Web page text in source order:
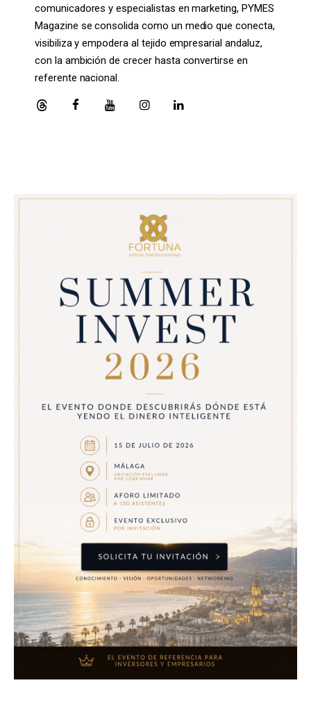
comunicadores y especialistas en marketing, PYMES
Magazine se consolida como un medio que conecta,
visibiliza y empodera al tejido empresarial andaluz,
con la ambición de crecer hasta convertirse en
referente nacional.